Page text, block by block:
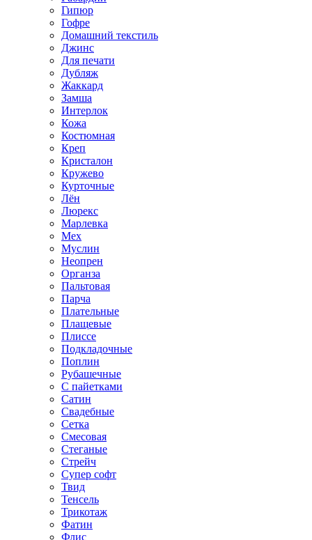
Гипюр
Гофре
Домашний текстиль
Джинс
Для печати
Дубляж
Жаккард
Замша
Интерлок
Кожа
Костюмная
Креп
Кристалон
Кружево
Курточные
Лён
Люрекс
Марлевка
Мех
Муслин
Неопрен
Органза
Пальтовая
Парча
Плательные
Плащевые
Плиссе
Подкладочные
Поплин
Рубашечные
С пайетками
Сатин
Свадебные
Сетка
Смесовая
Стеганые
Стрейч
Супер софт
Твид
Тенсель
Трикотаж
Фатин
Флис